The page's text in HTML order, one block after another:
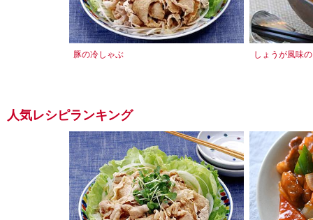
豚の冷しゃぶ しょうが風味
人気レシピランキング